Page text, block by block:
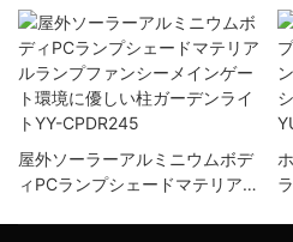
屋外ソーラーアルミニウムボデ
ィPCランプシェードマテリアル